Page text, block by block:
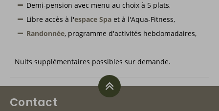
Demi-pension avec menu au choix à 5 plats,
Libre accès à l'espace Spaet à l'Aqua-Fitness,
Randonnée, programme d'activités hebdomadaires,
Nuits supplémentaires possibles sur demande.
Contact